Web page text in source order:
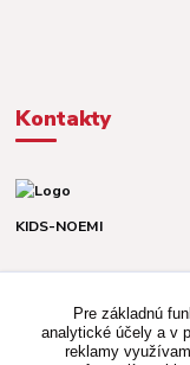
Kontakty
KIDS-NOEMI
(Po-Pia, 8-16 hod.)
Pre základnú
analytické účely a v
reklamy